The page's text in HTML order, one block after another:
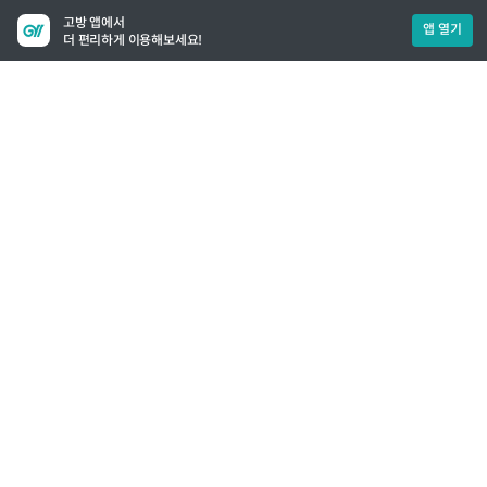
고방 앱에서
더 편리하게 이용해보세요!
앱 열기